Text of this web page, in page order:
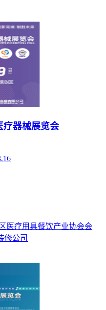
疗器械展览会
医疗用具餐饮产业协会会
修公司